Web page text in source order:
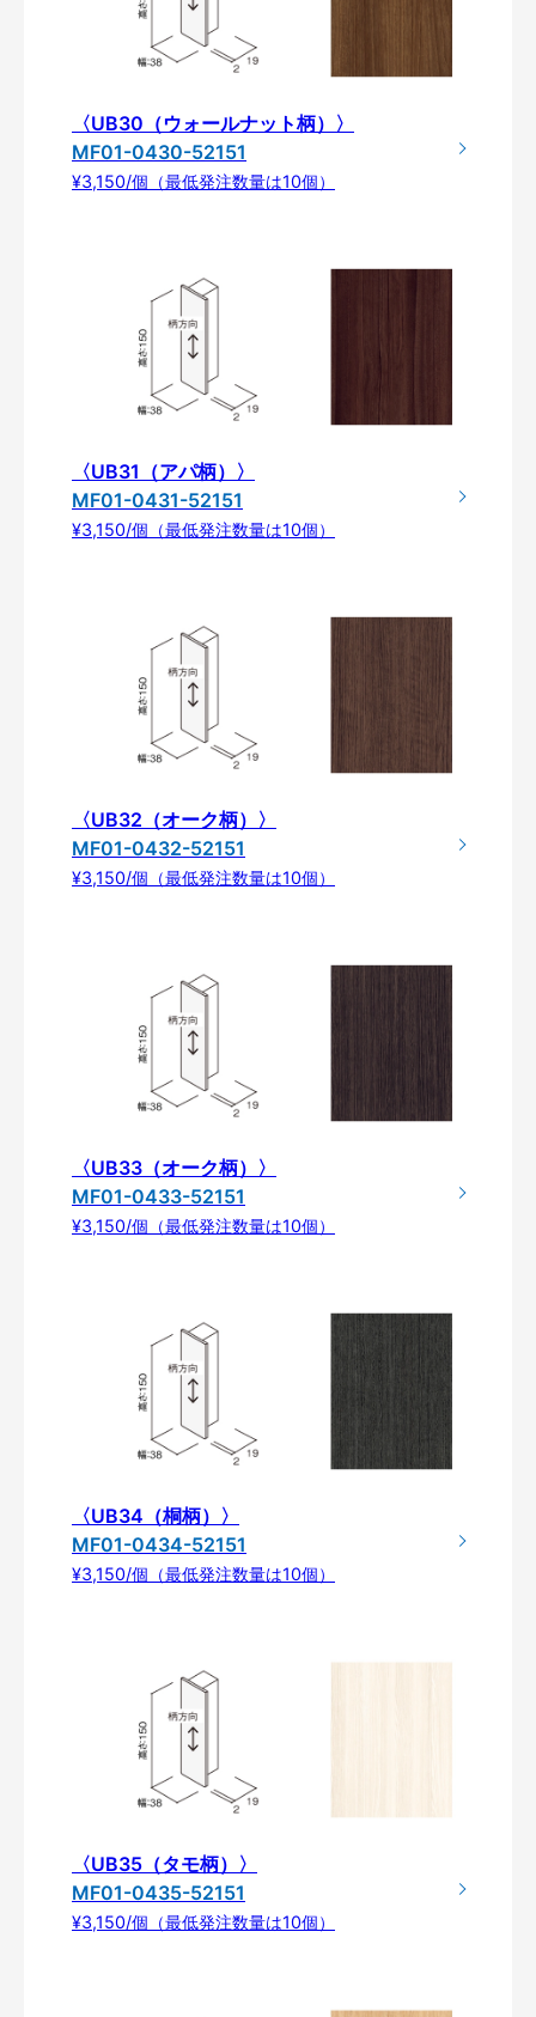
〈UB30（ウォールナット柄）〉
MF01-0430-52151
¥3,150/個（最低発注数量は10個）
〈UB31（アパ柄）〉
MF01-0431-52151
¥3,150/個（最低発注数量は10個）
〈UB32（オーク柄）〉
MF01-0432-52151
¥3,150/個（最低発注数量は10個）
〈UB33（オーク柄）〉
MF01-0433-52151
¥3,150/個（最低発注数量は10個）
〈UB34（桐柄）〉
MF01-0434-52151
¥3,150/個（最低発注数量は10個）
〈UB35（タモ柄）〉
MF01-0435-52151
¥3,150/個（最低発注数量は10個）